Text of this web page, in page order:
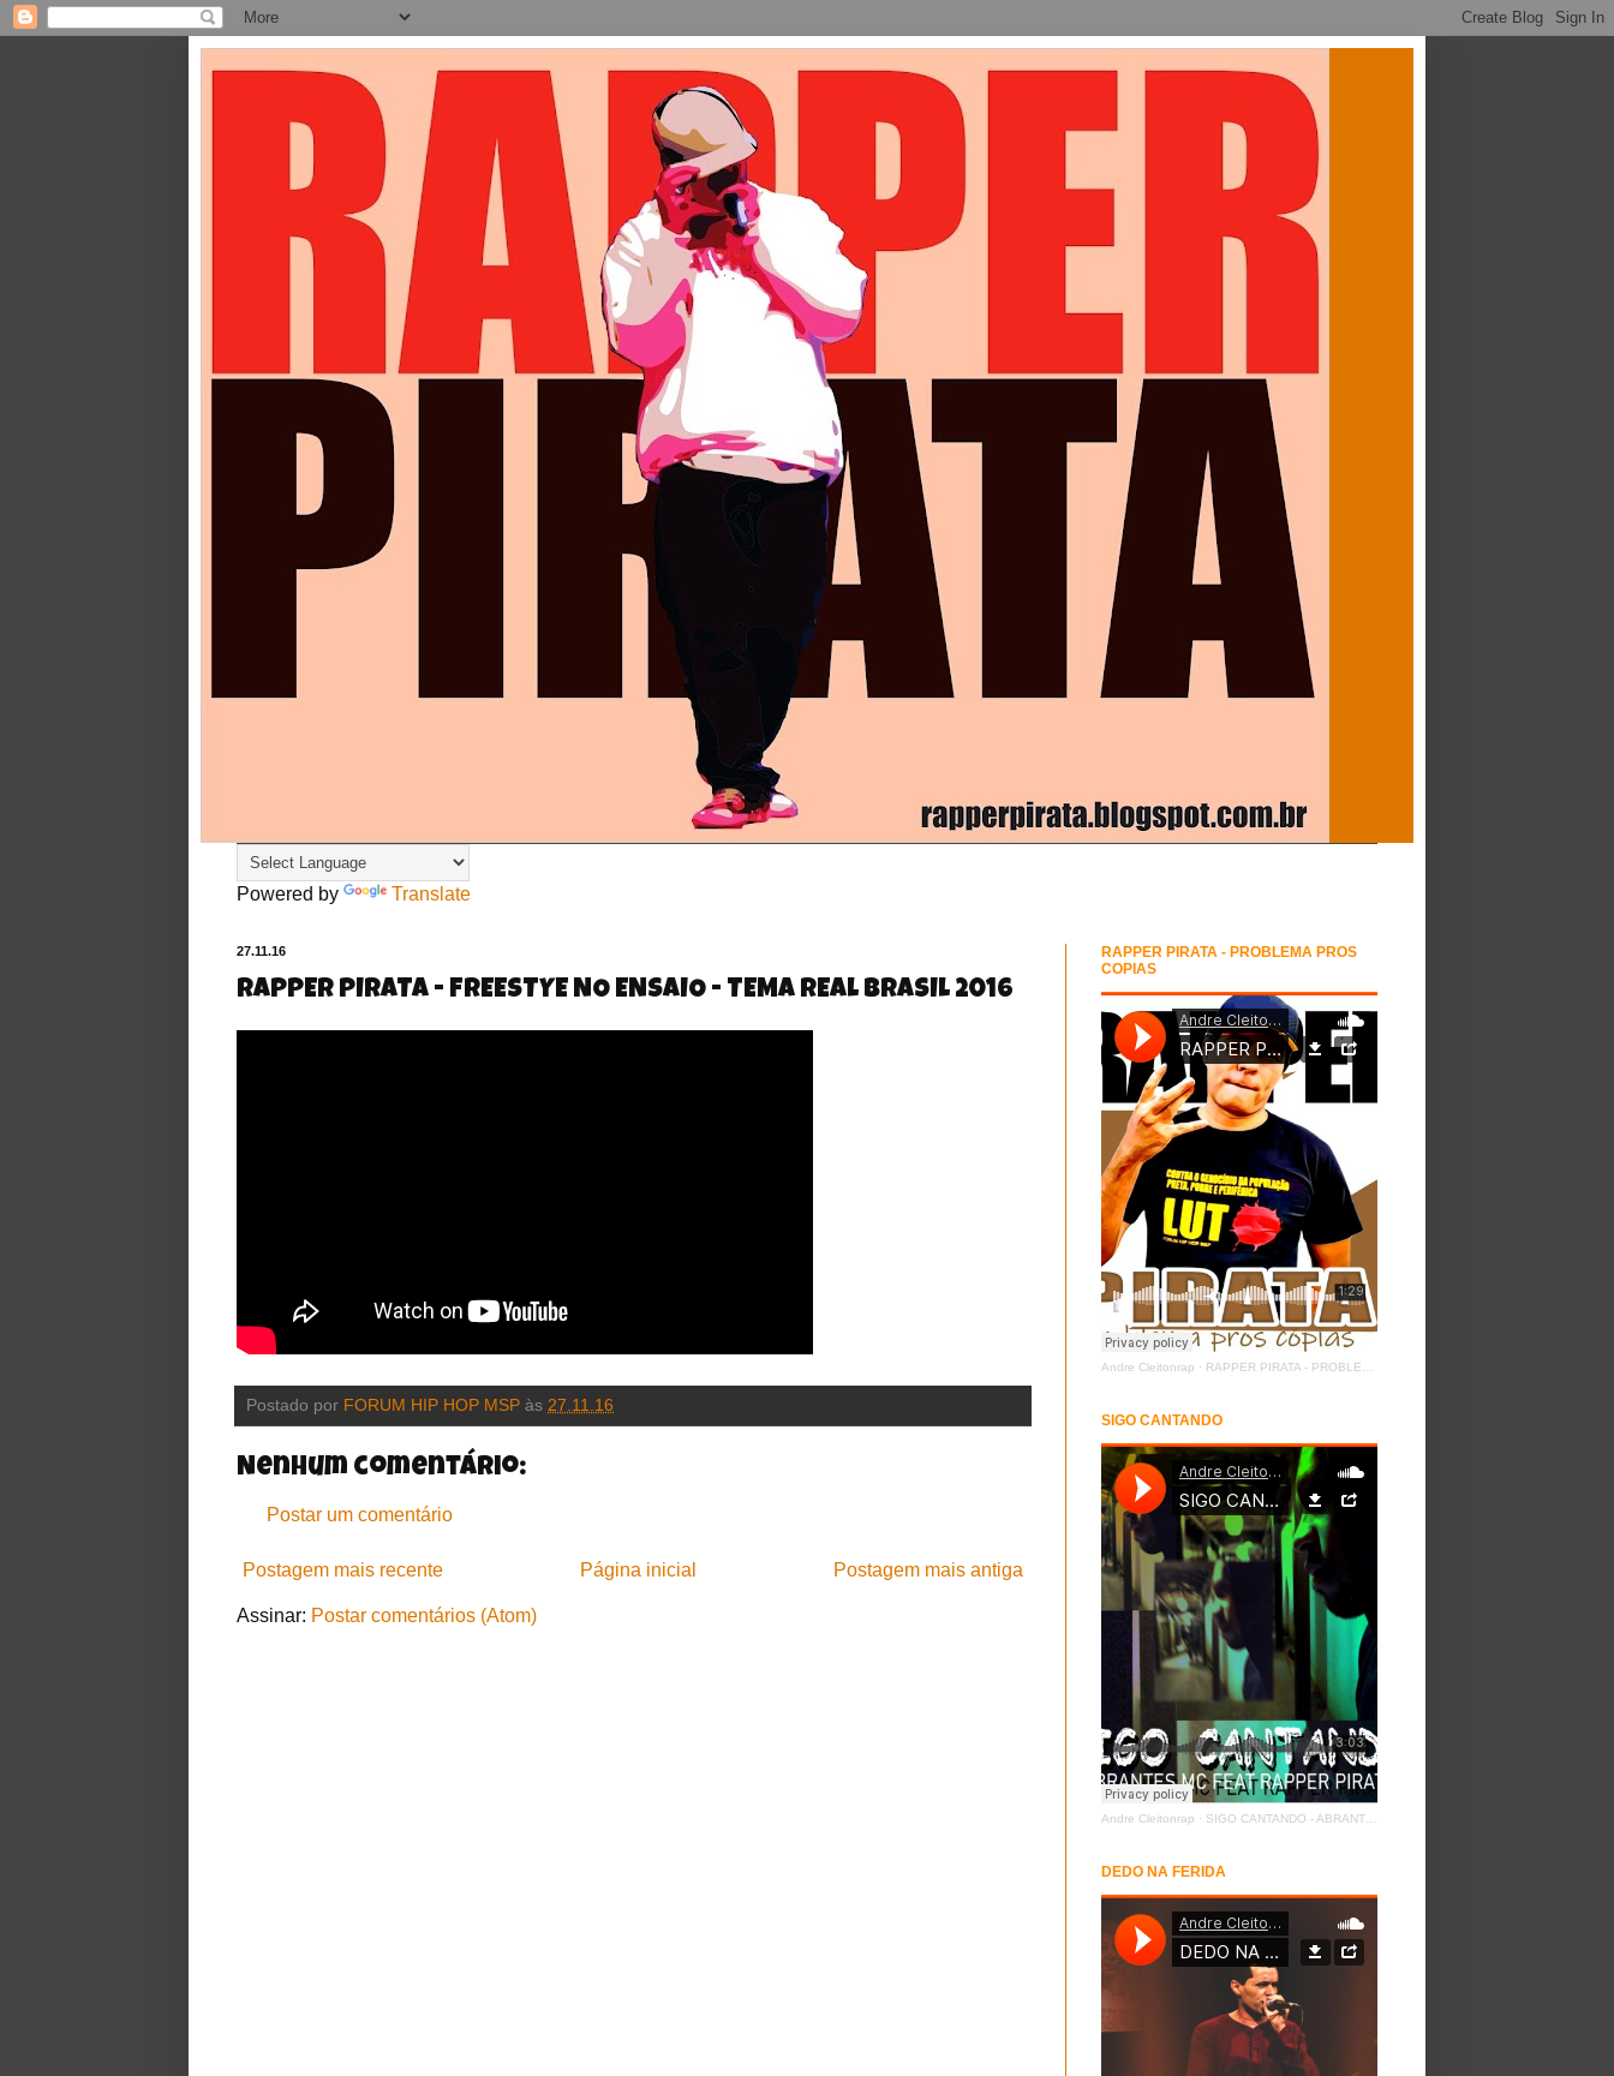
Powered by Translate
27.11.16
RAPPER PIRATA - FREESTYE NO ENSAIO - TEMA REAL BRASIL 2016
Postado por FORUM HIP HOP MSP às 27.11.16
Nenhum comentário:
Postar um comentário
Postagem mais recente Postagem mais antiga
Página inicial
Assinar: Postar comentários (Atom)
RAPPER PIRATA - PROBLEMA PROS
COPIAS
Andre Cleitonrap · RAPPER PIRATA - PROBLEMA PROS COPIAS
SIGO CANTANDO
Andre Cleitonrap · SIGO CANTANDO - ABRANTES MC FEAT RAPPER PIRATA
DEDO NA FERIDA